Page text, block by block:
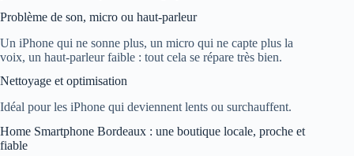
Problème de son, micro ou haut-parleur
Un iPhone qui ne sonne plus, un micro qui ne capte plus la
voix, un haut-parleur faible : tout cela se répare très bien.
Nettoyage et optimisation
Idéal pour les iPhone qui deviennent lents ou surchauffent.
Home Smartphone Bordeaux : une boutique locale, proche et
fiable